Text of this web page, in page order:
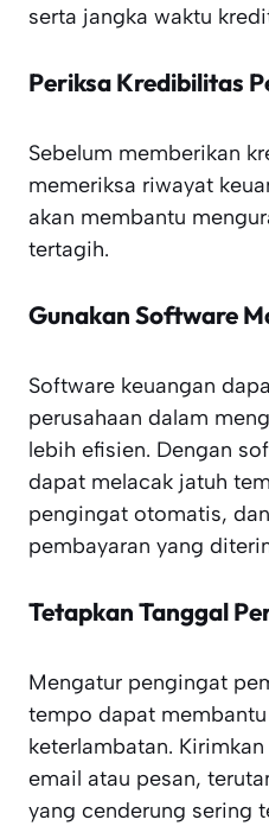
serta jangka waktu
Periksa Kredibilitas
Sebelum memberikan
memeriksa riwayat
akan membantu
tertagih.
Gunakan Software
Software keuangan
perusahaan dalam
lebih efisien. Dengan
dapat melacak jatuh
pengingat otomatis,
pembayaran yang
Tetapkan Tanggal
Mengatur pengingat
tempo dapat
keterlambatan.
email atau pesan,
yang cenderung sering